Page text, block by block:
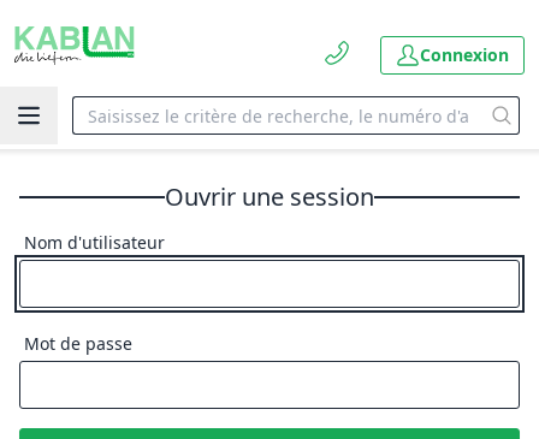
Connexion
Ouvrir une session
Nom d'utilisateur
Mot de passe